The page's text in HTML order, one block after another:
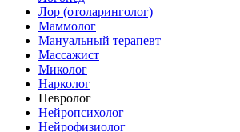
Лор (отоларинголог)
Маммолог
Мануальный терапевт
Массажист
Миколог
Нарколог
Невролог
Нейропсихолог
Нейрофизиолог